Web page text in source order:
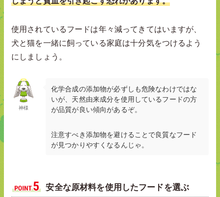
使用されているフードは年々減ってきてはいますが、
犬と猫を一緒に飼っている家庭は十分気をつけるよう
にしましょう。
神様
化学合成の添加物が必ずしも危険なわけではな
いが、天然由来成分を使用しているフードの方
が品質が良い傾向があるぞ。
注意すべき添加物を避けることで良質なフード
が見つかりやすくなるんじゃ。
安全な原材料を使用したフードを選ぶ